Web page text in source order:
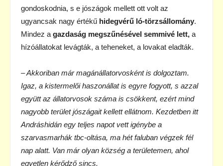
gondoskodnia, s e jószágok mellett ott volt az
ugyancsak nagy értékű hidegvérű ló-törzsállomány.
Mindez a gazdaság megszűnésével semmivé lett, a
hízóállatokat levágták, a teheneket, a lovakat eladták.
– Akkoriban már magánállatorvosként is dolgoztam.
Igaz, a kistermelői haszonállat is egyre fogyott, s azzal
együtt az állatorvosok száma is csökkent, ezért mind
nagyobb terület jószágait kellett ellátnom. Kezdetben itt
Andráshidán egy teljes napot vett igénybe a
szarvasmarhák tbc-oltása, ma hét faluban végzek fél
nap alatt. Van már olyan község a területemen, ahol
egyetlen kérődző sincs.